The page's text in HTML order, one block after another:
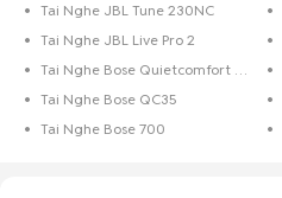
Tai Nghe JBL Tune 230NC
Tai Nghe JBL Live Pro 2
Tai Nghe Bose Quietcomfort 35 II
Tai Nghe Bose QC35
Tai Nghe Bose 700